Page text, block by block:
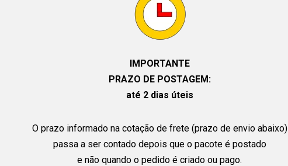
IMPORTANTE
PRAZO DE POSTAGEM:
até 2 dias úteis
O prazo informado na cotação de frete (prazo de envio abaixo)
passa a ser contado depois que o pacote é postado
e não quando o pedido é criado ou pago.